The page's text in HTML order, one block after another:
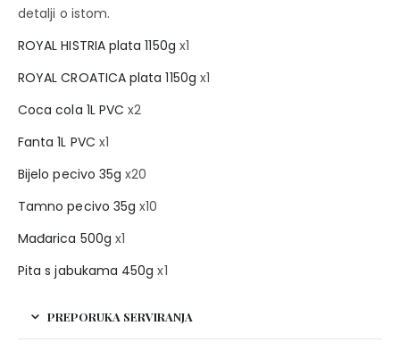
detalji o istom.
ROYAL HISTRIA plata 1150g x1
ROYAL CROATICA plata 1150g x1
Coca cola 1L PVC x2
Fanta 1L PVC x1
Bijelo pecivo 35g x20
Tamno pecivo 35g x10
Mađarica 500g x1
Pita s jabukama 450g x1
PREPORUKA SERVIRANJA